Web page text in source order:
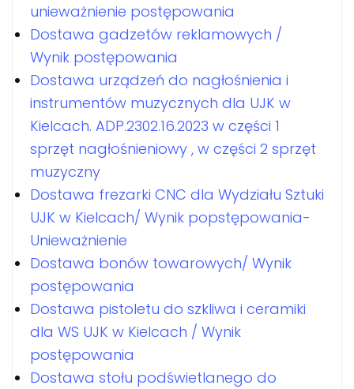
unieważnienie postępowania
Dostawa gadzetów reklamowych /
Wynik postępowania
Dostawa urządzeń do nagłośnienia i
instrumentów muzycznych dla UJK w
Kielcach. ADP.2302.16.2023 w części 1
sprzęt nagłośnieniowy , w części 2 sprzęt
muzyczny
Dostawa frezarki CNC dla Wydziału Sztuki
UJK w Kielcach/ Wynik popstępowania-
Unieważnienie
Dostawa bonów towarowych/ Wynik
postępowania
Dostawa pistoletu do szkliwa i ceramiki
dla WS UJK w Kielcach / Wynik
postępowania
Dostawa stołu podświetlanego do